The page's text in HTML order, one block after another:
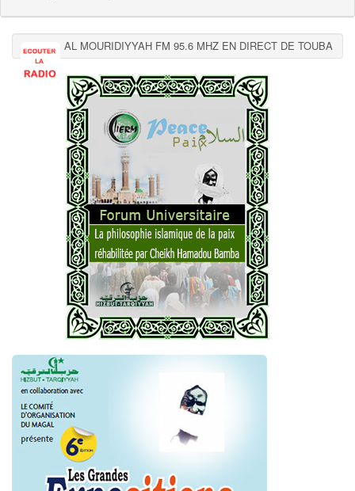
AL MOURIDIYYAH FM 95.6 MHZ EN DIRECT DE TOUBA